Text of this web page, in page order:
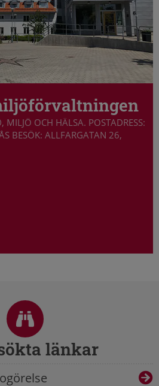
MILJÖ OCH HÄLSA. POSTADRESS:
BESÖK: ALLFARGATAN 26,
länkar